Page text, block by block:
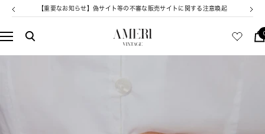
ン
へ
戻
【重要なお知らせ】偽サイト等の不審な販売サイトに関する注意喚起
次
ナ
ゲ
AMERI
VINTAGE